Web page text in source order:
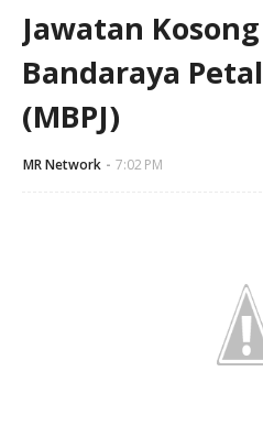
Jawatan
Bandaraya
(MBPJ)
MR Network 7:02 PM